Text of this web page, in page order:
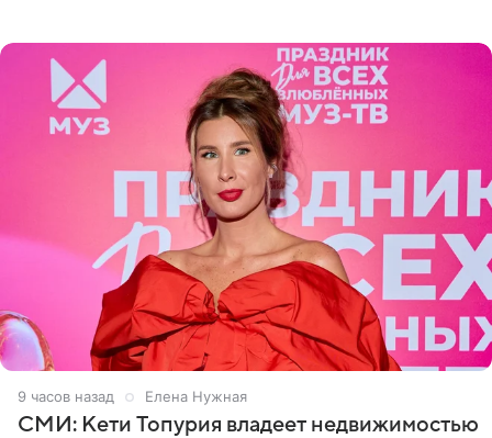
9 часов назад Елена Нужная
СМИ: Кети Топурия владеет недвижимостью